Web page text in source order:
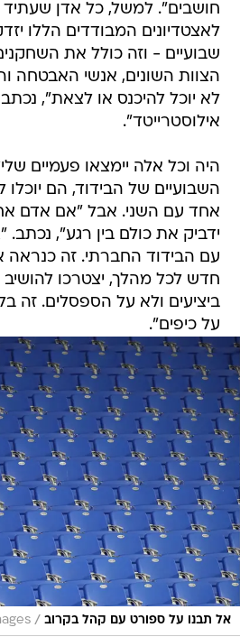
חושבים". למשל, כל אדן שעתיד
לאצטדיונים המבודדים הללו
שבועיים - וזה כולל את
הצוות השונים, אנשי האבטחה
לא יוכל להיכנס או לצאת",
אילוסטרייטד".
היה וכל אלה יימצאו פעמיים
השבועיים של הבידוד, הם
אחד עם השני. אבל "אם אדם
ידביק את כולם בין רגע", נכתב.
עם הבידוד החברתי. זה כנראה
חדש לכל מהלך, יצטרכו
ביציעים ולא על הספסלים. זה
על כיפים".
אל תבנו על ספורט עם קהל בקרוב /